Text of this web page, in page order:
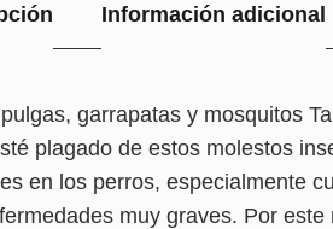
Información adicional
garrapatas y mosquitos
plagado de estos molestos
en los perros, especialmente
muy graves. Por